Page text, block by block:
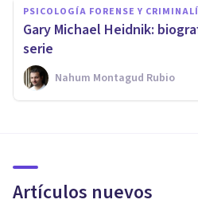
PSICOLOGÍA FORENSE Y
Gary Michael Heidnik:
serie
Nahum Montagud Rubio
Artículos nuevos